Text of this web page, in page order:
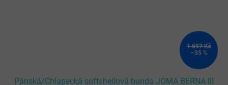
1 597 Kč
–35 %
Pánská/Chlapecká softshellová bunda JOMA BERNA III